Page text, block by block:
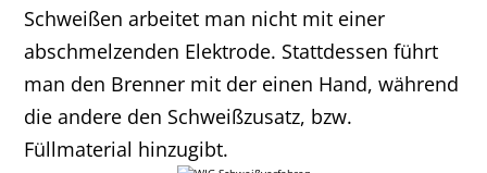
Schweißen arbeitet man nicht mit einer
abschmelzenden Elektrode. Stattdessen führt
man den Brenner mit der einen Hand, während
die andere den Schweißzusatz, bzw.
Füllmaterial hinzugibt.